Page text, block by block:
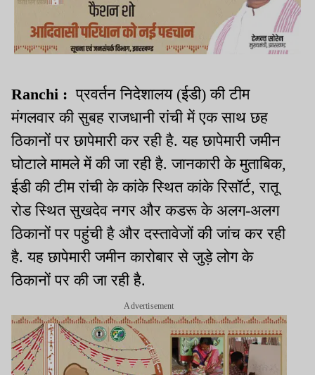
Ranchi : प्रवर्तन निदेशालय (ईडी) की टीम
मंगलवार की सुबह राजधानी रांची में एक साथ छह
ठिकानों पर छापेमारी कर रही है. यह छापेमारी जमीन
घोटाले मामले में की जा रही है. जानकारी के मुताबिक,
ईडी की टीम रांची के कांके स्थित कांके रिसॉर्ट, रातू
रोड स्थित सुखदेव नगर और कडरू के अलग-अलग
ठिकानों पर पहुंची है और दस्तावेजों की जांच कर रही
है. यह छापेमारी जमीन कारोबार से जुड़े लोग के
ठिकानों पर की जा रही है.
Advertisement